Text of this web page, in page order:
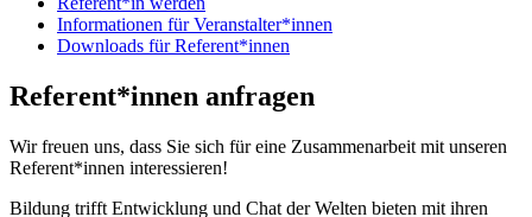
Informationen für Veranstalter*innen
Downloads für Referent*innen
Referent*innen anfragen
Wir freuen uns, dass Sie sich für eine Zusammenarbeit mit unseren
Referent*innen interessieren!
Bildung trifft Entwicklung und Chat der Welten bieten mit ihren